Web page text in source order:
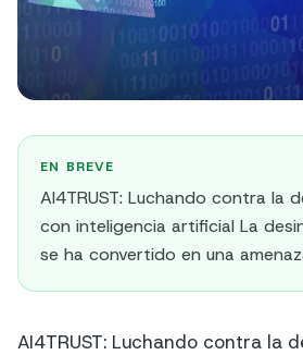
EN BREVE
AI4TRUST: Luchando contra la
con inteligencia artificial La
se ha convertido en una
AI4TRUST: Luchando contra la